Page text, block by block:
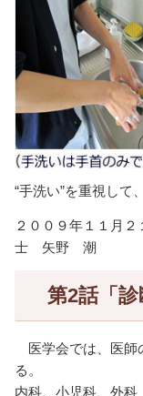
“手洗い”を重視して
２００９年１１月
士 矢野 潮
第2話「診
医学会では、医師
る。
内科、小児科、外